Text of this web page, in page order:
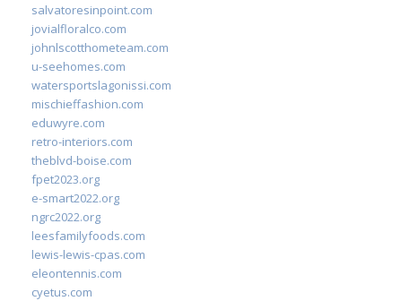
salvatoresinpoint.com
jovialfloralco.com
johnlscotthometeam.com
u-seehomes.com
watersportslagonissi.com
mischieffashion.com
eduwyre.com
retro-interiors.com
theblvd-boise.com
fpet2023.org
e-smart2022.org
ngrc2022.org
leesfamilyfoods.com
lewis-lewis-cpas.com
eleontennis.com
cyetus.com